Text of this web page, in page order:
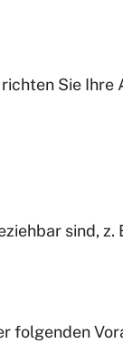
Sie Ihre
sind,
folgenden